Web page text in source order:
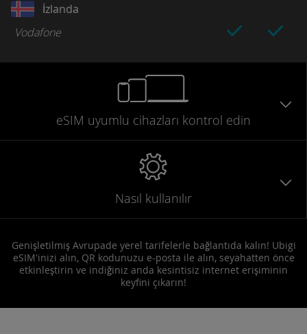
İzlanda
Vodafone
eSIM uyumlu cihazları kontrol edin
Nasıl kullanılır
Genişletilmiş Avrupade yerel tarifelerle bağlantıda kalın! Ubigi
eSIM'inizi alın, QR kodunuzu e-posta ile alın, seyahatten önce
etkinleştirin ve indiğiniz anda kesintisiz internet erişiminin
keyfini çıkarın!